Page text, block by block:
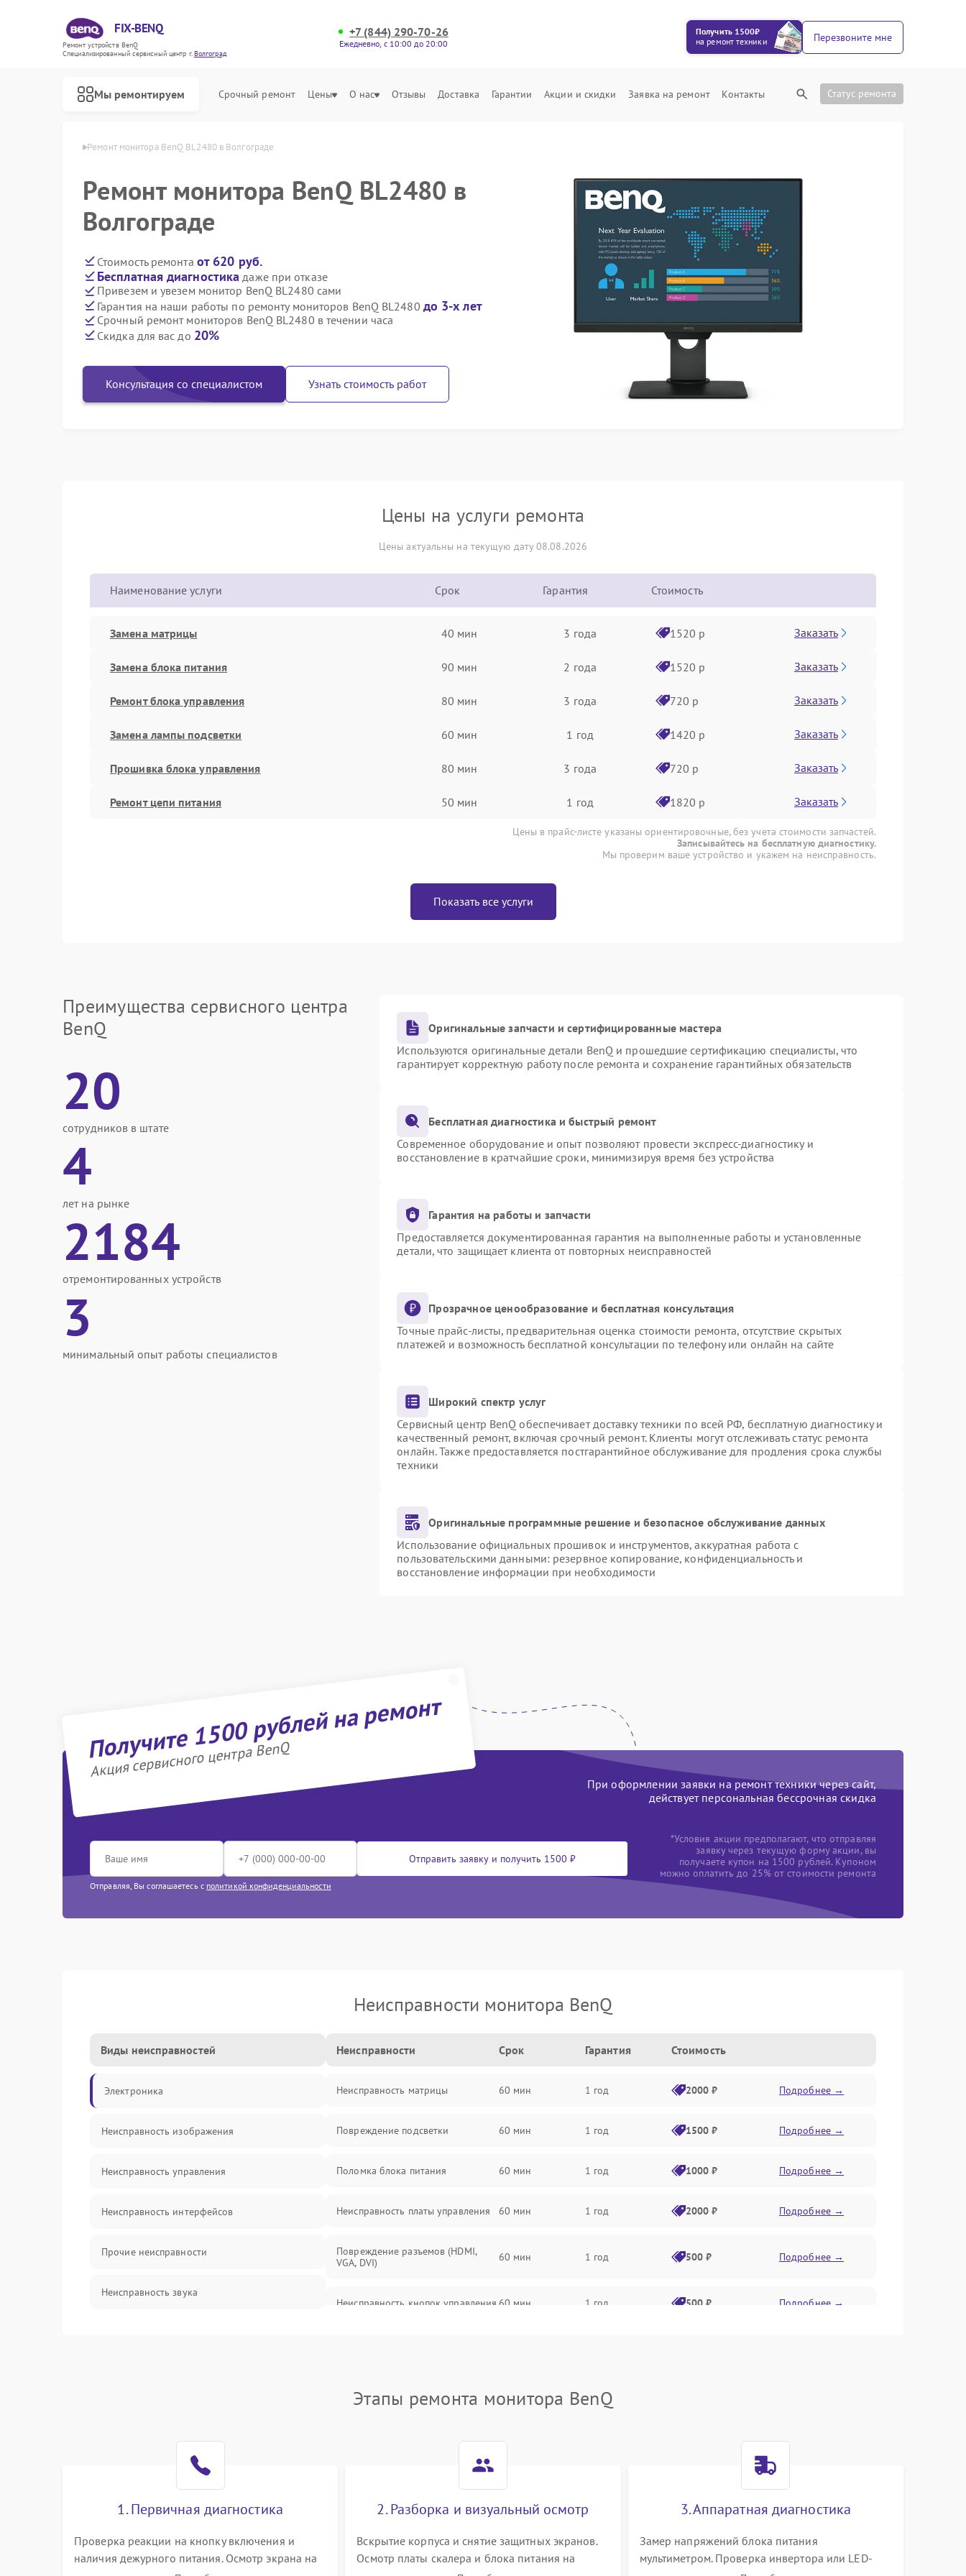
FIX-BENQ
Ремонт устройств BenQ
Специализированный cервисный центр г.Волгоград
+7 (844) 290-70-26
Ежедневно, с 10:00 до 20:00
Получить 1500₽
на ремонт техники
Перезвоните мне
Мы ремонтируем Срочный ремонт Цены О нас Отзывы Доставка Гарантии Акции и скидки Заявка на ремонт Контакты Статус ремонта
в Волгограде Ремонт монитора BenQ BL2480 в Волгограде
Ремонт монитора BenQ BL2480 в
Волгограде
Стоимость ремонта от 620 руб.
Бесплатная диагностика даже при отказе
Привезем и увезем монитор BenQ BL2480 сами
Гарантия на наши работы по ремонту мониторов BenQ BL2480 до 3-х лет
Срочный ремонт мониторов BenQ BL2480 в течении часа
Скидка для вас до 20%
Консультация со специалистом Узнать стоимость работ
Цены на услуги ремонта
Цены актуальны на текущую дату 08.08.2026
Наименование услуги Срок Гарантия Стоимость
Замена матрицы 40 мин 3 года 1520 р Заказать
Замена блока питания 90 мин 2 года 1520 р Заказать
Ремонт блока управления 80 мин 3 года 720 р Заказать
Замена лампы подсветки 60 мин 1 год 1420 р Заказать
Прошивка блока управления 80 мин 3 года 720 р Заказать
Ремонт цепи питания 50 мин 1 год 1820 р Заказать
Цены в прайс-листе указаны ориентировочные, без учета стоимости запчастей.
Записывайтесь на бесплатную диагностику.
Мы проверим ваше устройство и укажем на неисправность.
Показать все услуги
Преимущества сервисного центра
BenQ
20
сотрудников в штате
4
лет на рынке
2184
отремонтированных устройств
3
минимальный опыт работы специалистов
Оригинальные запчасти и сертифицированные мастера
Используются оригинальные детали BenQ и прошедшие сертификацию специалисты, что
гарантирует корректную работу после ремонта и сохранение гарантийных обязательств
Бесплатная диагностика и быстрый ремонт
Современное оборудование и опыт позволяют провести экспресс-диагностику и
восстановление в кратчайшие сроки, минимизируя время без устройства
Гарантия на работы и запчасти
Предоставляется документированная гарантия на выполненные работы и установленные
детали, что защищает клиента от повторных неисправностей
Прозрачное ценообразование и бесплатная консультация
Точные прайс-листы, предварительная оценка стоимости ремонта, отсутствие скрытых
платежей и возможность бесплатной консультации по телефону или онлайн на сайте
Широкий спектр услуг
Сервисный центр BenQ обеспечивает доставку техники по всей РФ, бесплатную диагностику и
качественный ремонт, включая срочный ремонт. Клиенты могут отслеживать статус ремонта
онлайн. Также предоставляется постгарантийное обслуживание для продления срока службы
техники
Оригинальные программные решение и безопасное обслуживание данных
Использование официальных прошивок и инструментов, аккуратная работа с
пользовательскими данными: резервное копирование, конфиденциальность и
восстановление информации при необходимости
Получите 1500 рублей на ремонт
Акция сервисного центра BenQ
При оформлении заявки на ремонт техники через сайт,
действует персональная бессрочная скидка
Отправить заявку и получить 1500 ₽
Отправляя, Вы соглашаетесь с политикой конфиденциальности
*Условия акции предполагают, что отправляя
заявку через текущую форму акции, вы
получаете купон на 1500 рублей. Купоном
можно оплатить до 25% от стоимости ремонта
Неисправности монитора BenQ
Виды неисправностей
Электроника
Неисправность изображения
Неисправность управления
Неисправность интерфейсов
Прочие неисправности
Неисправность звука
Неисправности Срок Гарантия Стоимость
Неисправность матрицы 60 мин 1 год 2000 ₽ Подробнее →
Повреждение подсветки 60 мин 1 год 1500 ₽ Подробнее →
Поломка блока питания 60 мин 1 год 1000 ₽ Подробнее →
Неисправность платы управления 60 мин 1 год 2000 ₽ Подробнее →
Повреждение разъемов (HDMI,
VGA, DVI)
60 мин 1 год 500 ₽ Подробнее →
Неисправность кнопок управления 60 мин 1 год 500 ₽ Подробнее →
Поломка системы автоматического
короткого замыкания
Этапы ремонта монитора BenQ
1. Первичная диагностика
Проверка реакции на кнопку включения и
наличия дежурного питания. Осмотр экрана на
2. Разборка и визуальный осмотр
Вскрытие корпуса и снятие защитных экранов.
Осмотр платы скалера и блока питания на
3. Аппаратная диагностика
Замер напряжений блока питания
мультиметром. Проверка инвертора или LED-